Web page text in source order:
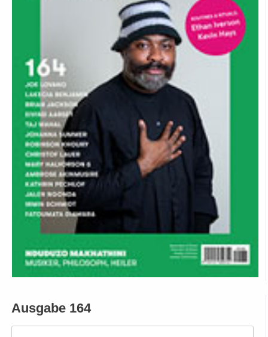
Ausgabe 164